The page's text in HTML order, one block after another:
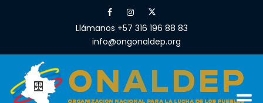
Llámanos +57 316 196 88 83
info@ongonaldep.org